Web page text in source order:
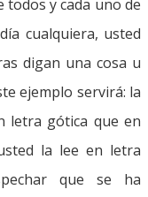
todos y cada uno de
cualquiera, usted
digan una cosa u
ejemplo servirá: la
letra gótica que en
la lee en letra
que se ha